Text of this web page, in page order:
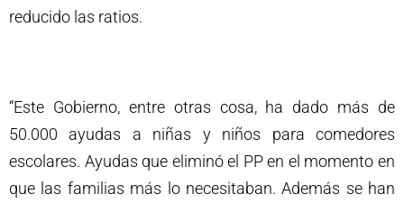
reducido las ratios.
“Este Gobierno, entre otras cosa, ha dado más de
50.000 ayudas a niñas y niños para comedores
escolares. Ayudas que eliminó el PP en el momento en
que las familias más lo necesitaban. Además se han